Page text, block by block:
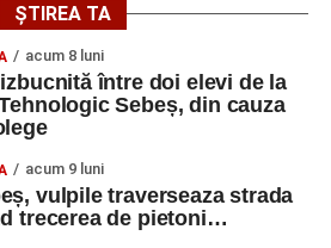
ȘTIREA TA
acum 8 luni
între doi elevi de la
Sebeș, din cauza
acum 9 luni
vulpile traverseaza strada
trecerea de pietoni…